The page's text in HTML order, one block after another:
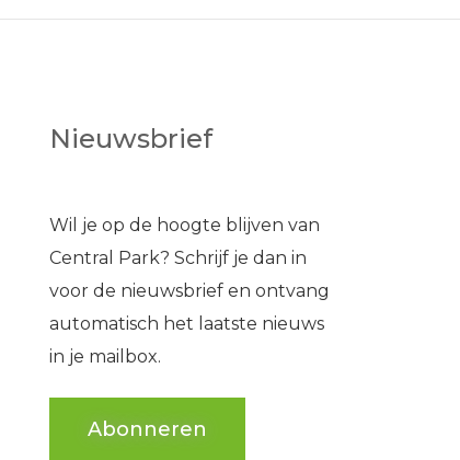
Nieuwsbrief
Wil je op de hoogte blijven van
Central Park? Schrijf je dan in
voor de nieuwsbrief en ontvang
automatisch het laatste nieuws
in je mailbox.
Abonneren